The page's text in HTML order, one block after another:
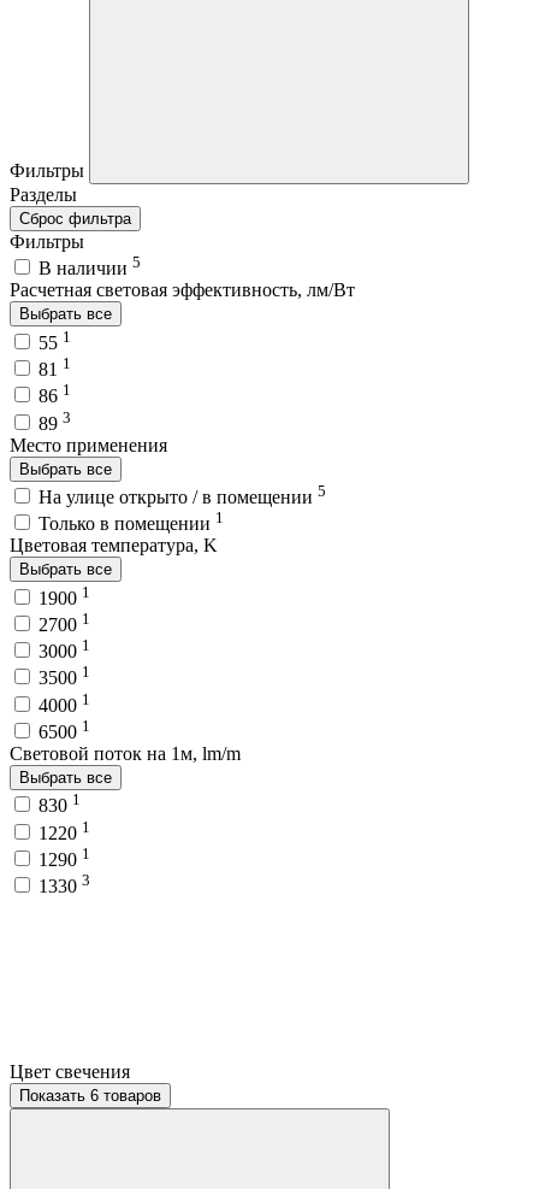
Фильтры
Разделы
Сброс фильтра
Фильтры
В наличии 5
Расчетная световая эффективность, лм/Вт
Выбрать все
55 1
81 1
86 1
89 3
Место применения
Выбрать все
На улице открыто / в помещении 5
Только в помещении 1
Цветовая температура, K
Выбрать все
1900 1
2700 1
3000 1
3500 1
4000 1
6500 1
Световой поток на 1м, lm/m
Выбрать все
830 1
1220 1
1290 1
1330 3
Цвет свечения
Показать 6 товаров